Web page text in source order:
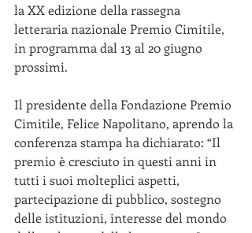
la XX edizione della rassegna
letteraria nazionale Premio Cimitile,
in programma dal 13 al 20 giugno
prossimi.
Il presidente della Fondazione Premio
Cimitile, Felice Napolitano, aprendo la
conferenza stampa ha dichiarato: “Il
premio è cresciuto in questi anni in
tutti i suoi molteplici aspetti,
partecipazione di pubblico, sostegno
delle istituzioni, interesse del mondo